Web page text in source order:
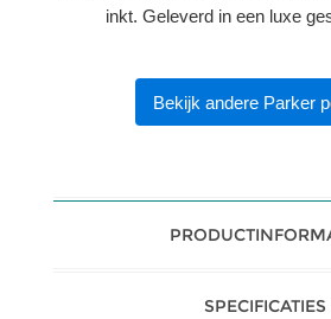
inkt. Geleverd in een luxe
Bekijk andere Parker
SPECIFICATIES